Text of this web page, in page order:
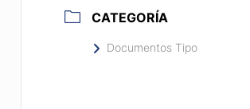
CATEGORÍA
Documentos Tipo